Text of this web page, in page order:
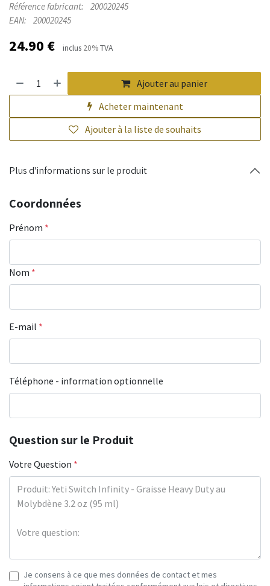
Référence fabricant:
200020245
EAN:
200020245
24.90 € inclus 20%TVA
Ajouter au panier
Acheter maintenant
Ajouter à la liste de souhaits
Plus d'informations sur le produit
Coordonnées
Prénom *
Nom *
E-mail *
Téléphone - information optionnelle
Question sur le Produit
Votre Question *
Je consens à ce que mes données de contact et mes